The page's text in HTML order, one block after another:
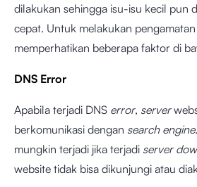
dilakukan sehingga isu-isu kecil pun
cepat. Untuk melakukan pengamatan
memperhatikan beberapa faktor di
DNS Error
Apabila terjadi DNS error, server
berkomunikasi dengan search engine
mungkin terjadi jika terjadi server
website tidak bisa dikunjungi atau